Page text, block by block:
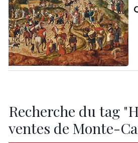
Recherche du tag
ventes de Monte-